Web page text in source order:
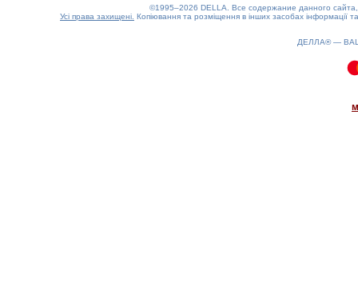
©1995–2026 DELLA. Все содержание данного
Усі права захищені. Копіювання та розміщення в інших засобах інформації
ДЕЛЛА® —